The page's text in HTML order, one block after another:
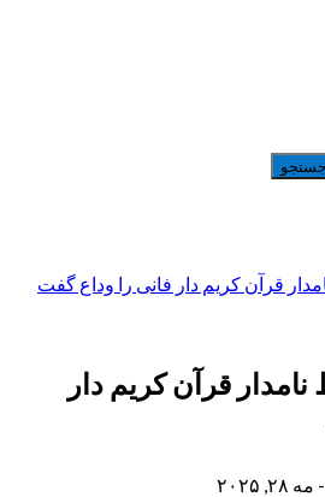
قرآن کریم دار فانی را وداع گفت
قرآن کریم دار